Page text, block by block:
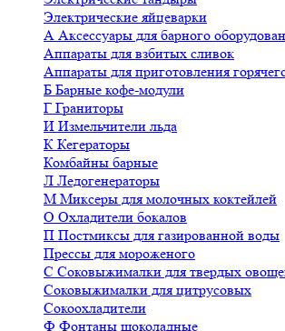
Электрические яйцеварки
А Аксессуары для барного
Аппараты для взбитых сливок
Аппараты для приготовления
Б Барные кофе-модули
Г Граниторы
И Измельчители льда
К Кегераторы
Комбайны барные
Л Ледогенераторы
М Миксеры для молочных коктейлей
О Охладители бокалов
П Постмиксы для газированной воды
Прессы для мороженого
С Соковыжималки для твердых
Соковыжималки для цитрусовых
Сокоохладители
Ф Фонтаны шоколадные